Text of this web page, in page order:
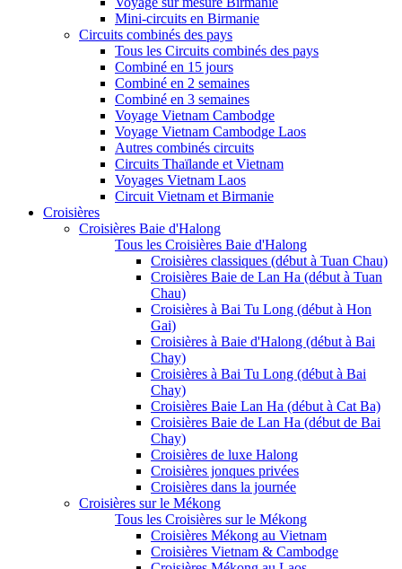
Mini-circuits en Birmanie
Circuits combinés des pays
Tous les Circuits combinés des pays
Combiné en 15 jours
Combiné en 2 semaines
Combiné en 3 semaines
Voyage Vietnam Cambodge
Voyage Vietnam Cambodge Laos
Autres combinés circuits
Circuits Thaïlande et Vietnam
Voyages Vietnam Laos
Circuit Vietnam et Birmanie
Croisières
Croisières Baie d'Halong
Tous les Croisières Baie d'Halong
Croisières classiques (début à Tuan Chau)
Croisières Baie de Lan Ha (début à Tuan
Chau)
Croisières à Bai Tu Long (début à Hon
Gai)
Croisières à Baie d'Halong (début à Bai
Chay)
Croisières à Bai Tu Long (début à Bai
Chay)
Croisières Baie Lan Ha (début à Cat Ba)
Croisières Baie de Lan Ha (début de Bai
Chay)
Croisières de luxe Halong
Croisières jonques privées
Croisières dans la journée
Croisières sur le Mékong
Tous les Croisières sur le Mékong
Croisières Mékong au Vietnam
Croisières Vietnam & Cambodge